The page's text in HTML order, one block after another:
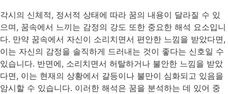
각시의 신체적, 정서적 상태에 따라 꿈의 내용이 달라질 수 있
으며, 꿈속에서 느끼는 감정의 강도 또한 중요한 해석 요소입니
다. 만약 꿈속에서 자신이 소리치면서 편안한 느낌을 받았다면,
이는 자신의 감정을 솔직하게 드러내는 것이 좋다는 신호일 수
있습니다. 반면에, 소리치면서 허탈하거나 불안한 느낌을 받았
다면, 이는 현재의 상황에서 갈등이나 불만이 심화되고 있음을
암시할 수 있습니다. 이러한 해석은 꿈을 분석하는 데 있어 중